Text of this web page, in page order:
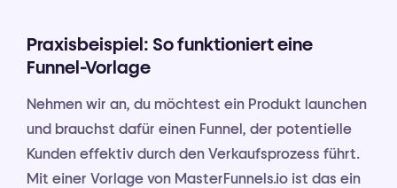
Praxisbeispiel: So funktioniert eine
Funnel-Vorlage
Nehmen wir an, du möchtest ein Produkt launchen
und brauchst dafür einen Funnel, der potentielle
Kunden effektiv durch den Verkaufsprozess führt.
Mit einer Vorlage von MasterFunnels.io ist das ein